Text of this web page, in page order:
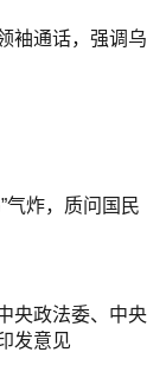
袖通话，强调乌
气炸，质问国民
央政法委、中央
发意见